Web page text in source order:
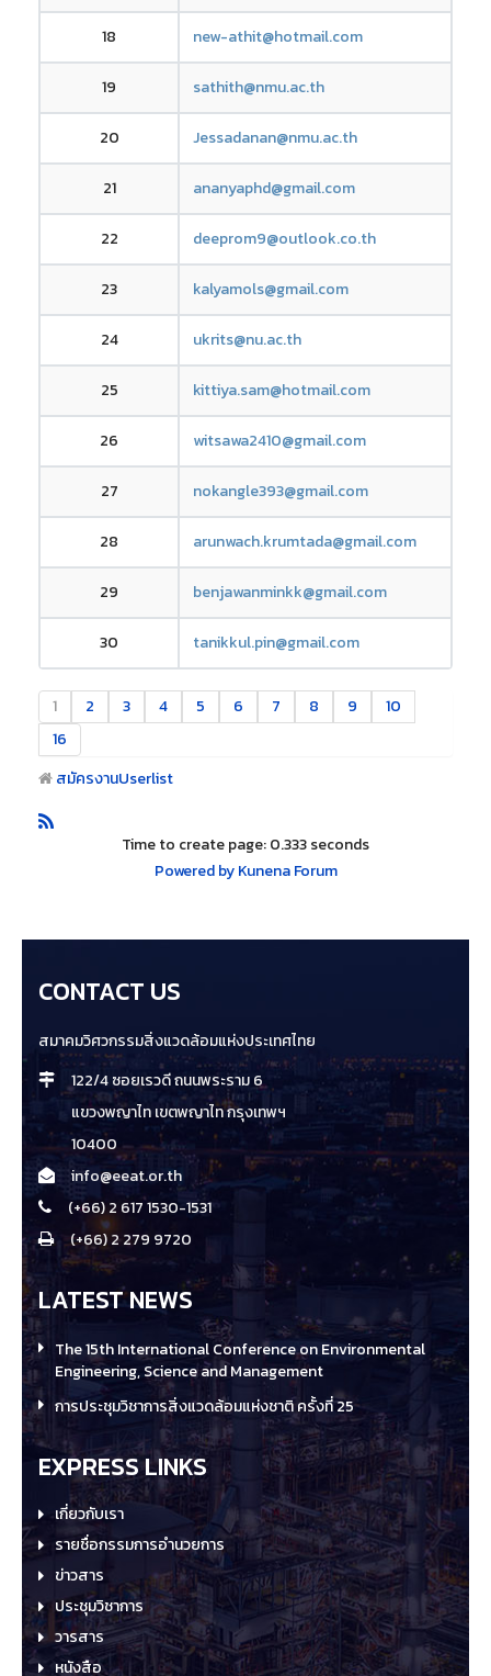
18 new-athit@hotmail.com
19 sathith@nmu.ac.th
20 Jessadanan@nmu.ac.th
21 ananyaphd@gmail.com
22 deeprom9@outlook.co.th
23 kalyamols@gmail.com
24 ukrits@nu.ac.th
25 kittiya.sam@hotmail.com
26 witsawa2410@gmail.com
27 nokangle393@gmail.com
28 arunwach.krumtada@gmail.com
29 benjawanminkk@gmail.com
30 tanikkul.pin@gmail.com
1 2 3 4 5 6 7 8 9
10
16
สมัครงานUserlist
Time to create page: 0.333 seconds
Powered by Kunena Forum
CONTACT US
สมาคมวิศวกรรมสิ่งแวดล้อมแห่งประเทศไทย
122/4 ซอยเรวดี ถนนพระราม 6
แขวงพญาไท เขตพญาไท กรุงเทพฯ
10400
info@eeat.or.th
(+66) 2 617 1530-1531
(+66) 2 279 9720
LATEST NEWS
The 15th International Conference on Environmental
Engineering, Science and Management
การประชุมวิชาการสิ่งแวดล้อมแห่งชาติ ครั้งที่ 25
EXPRESS LINKS
เกี่ยวกับเรา
รายชื่อกรรมการอำนวยการ
ข่าวสาร
ประชุมวิชาการ
วารสาร
หนังสือ